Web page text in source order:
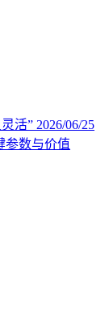
活” 2026/06/25
参数与价值